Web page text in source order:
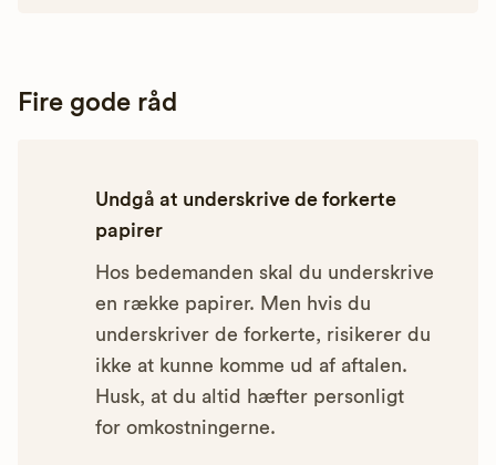
Fire gode råd
Undgå at underskrive de forkerte
papirer
Hos bedemanden skal du underskrive
en række papirer. Men hvis du
underskriver de forkerte, risikerer du
ikke at kunne komme ud af aftalen.
Husk, at du altid hæfter personligt
for omkostningerne.